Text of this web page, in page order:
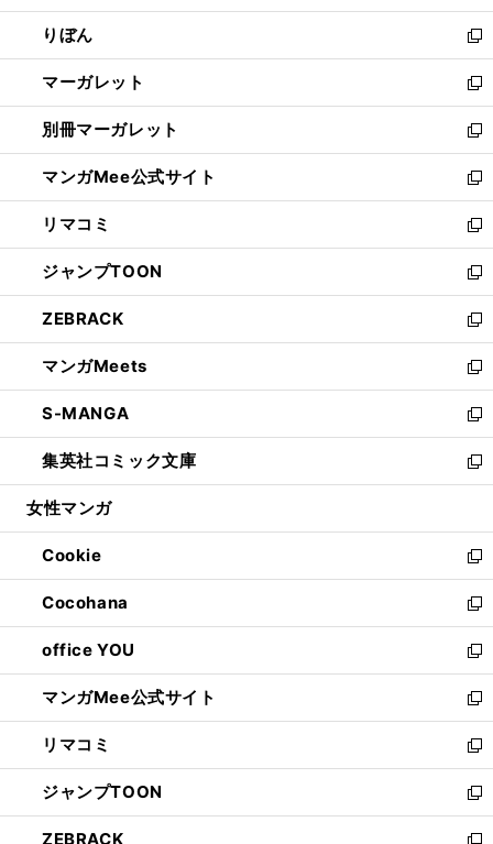
開
く
ウ
で
開
く
ン
ド
ウ
で
開
く
ウ
ィ
ン
ド
ウ
で
開
く
りぼん
新
し
い
ウ
ィ
ン
ド
ウ
で
開
く
マーガレット
新
し
い
ウ
ィ
ン
ド
ウ
で
開
く
別冊マーガレット
新
し
い
ウ
ィ
ン
ド
ウ
で
開
く
マンガMee公式サイト
新
し
い
ウ
ィ
ン
ド
ウ
で
開
く
リマコミ
新
し
い
ウ
ィ
ン
ド
ウ
で
開
く
ジャンプTOON
新
し
い
ウ
ィ
ン
ド
ウ
で
開
ZEBRACK
新
し
い
ウ
ィ
ン
ド
ウ
開
く
マンガMeets
新
し
い
ウ
ィ
ン
ウ
で
開
く
S-MANGA
新
し
い
ウ
ン
ド
ウ
で
開
く
集英社コミック文庫
新
し
ウ
ィ
ン
ド
ウ
で
開
く
女性マンガ
Cookie
新
し
い
ウ
ィ
ン
ド
ウ
で
開
く
Cocohana
新
し
い
ウ
ィ
ン
ド
ウ
で
開
く
office YOU
新
し
い
ウ
ィ
ン
ド
ウ
で
マンガMee公式サイト
新
し
い
ウ
ィ
ン
リマコミ
新
し
い
ウ
ジャンプTOON
新
し
ZEBRACK